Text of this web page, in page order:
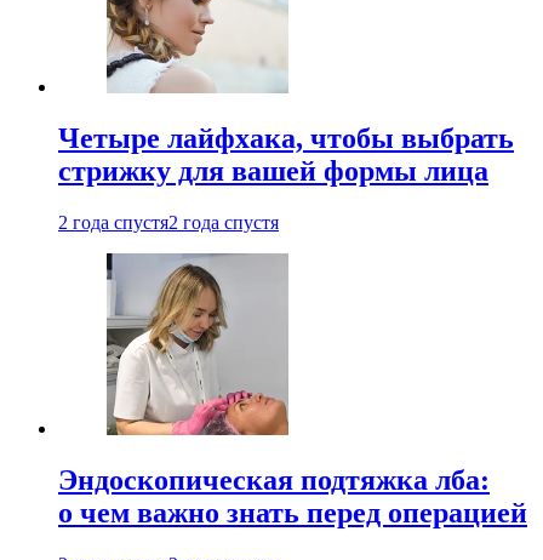
Четыре лайфхака, чтобы выбрать
стрижку для вашей формы лица
2 года спустя2 года спустя
Эндоскопическая подтяжка лба:
о чем важно знать перед операцией